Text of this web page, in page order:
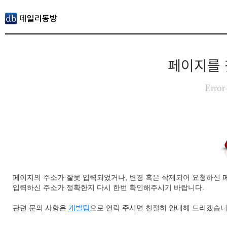
페이지를
페이지의 주소가 잘못 입력되었거나, 변경 혹은 삭제되어 요청하신
입력하신 주소가 정확한지 다시 한번 확인해주시기 바랍니다.
관련 문의 사항은 개발팀 으로 연락 주시면 친절히 안내해 드리겠습